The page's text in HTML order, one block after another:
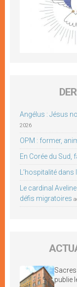
Angélus : Jésus
2026
OPM : former,
En Corée du Sud,
L’hospitalité dans
Le cardinal
défis migratoires
publie